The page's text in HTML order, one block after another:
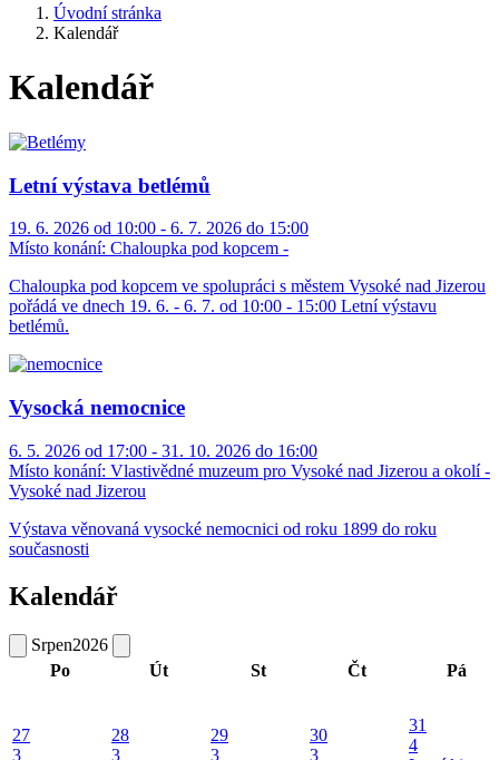
Úvodní stránka
Kalendář
Kalendář
Letní výstava betlémů
19. 6. 2026 od 10:00 - 6. 7. 2026 do 15:00
Místo konání: Chaloupka pod kopcem -
Chaloupka pod kopcem ve spolupráci s městem Vysoké nad Jizerou
pořádá ve dnech 19. 6. - 6. 7. od 10:00 - 15:00 Letní výstavu
betlémů.
Vysocká nemocnice
6. 5. 2026 od 17:00 - 31. 10. 2026 do 16:00
Místo konání: Vlastivědné muzeum pro Vysoké nad Jizerou a okolí -
Vysoké nad Jizerou
Výstava věnovaná vysocké nemocnici od roku 1899 do roku
současnosti
Kalendář
Srpen2026
Po
Út St Čt Pá
27
3
28
3
29
3
30
3
31
4